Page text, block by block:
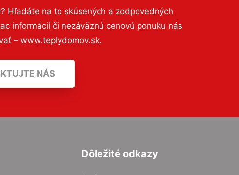
? Hľadáte na to skúsených a zodpovedných
informácií či nezáväznú cenovú ponuku nás
– www.teplydomov.sk.
NÁS
Dôležité odkazy